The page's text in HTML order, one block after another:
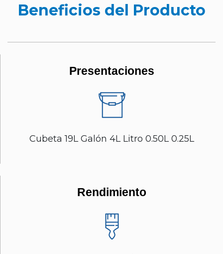
Beneficios del Producto
Presentaciones
Cubeta 19L Galón 4L Litro 0.50L 0.25L
Rendimiento